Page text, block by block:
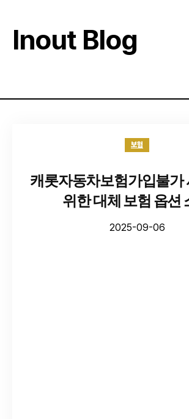
Inout Blog
보험
캐롯자동차보험가입불가
위한 대체 보험 옵션
2025-09-06